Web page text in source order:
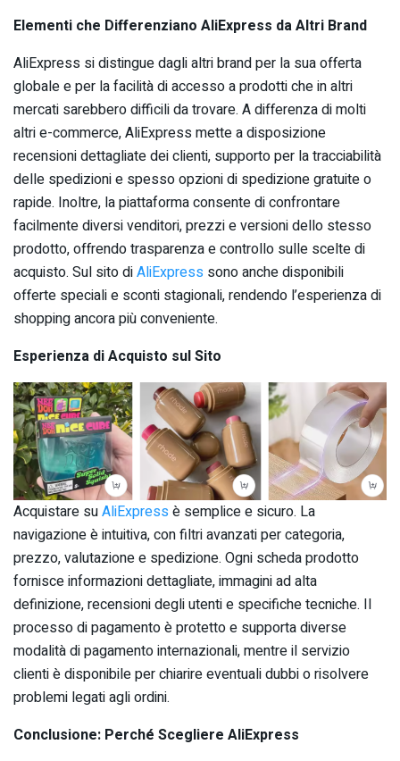
Elementi che Differenziano AliExpress da Altri Brand
AliExpress si distingue dagli altri brand per la sua offerta
globale e per la facilità di accesso a prodotti che in altri
mercati sarebbero difficili da trovare. A differenza di molti
altri e-commerce, AliExpress mette a disposizione
recensioni dettagliate dei clienti, supporto per la tracciabilità
delle spedizioni e spesso opzioni di spedizione gratuite o
rapide. Inoltre, la piattaforma consente di confrontare
facilmente diversi venditori, prezzi e versioni dello stesso
prodotto, offrendo trasparenza e controllo sulle scelte di
acquisto. Sul sito diAliExpress sono anche disponibili
offerte speciali e sconti stagionali, rendendo l’esperienza di
shopping ancora più conveniente.
Esperienza di Acquisto sul Sito
Acquistare suAliExpress è semplice e sicuro. La
navigazione è intuitiva, con filtri avanzati per categoria,
prezzo, valutazione e spedizione. Ogni scheda prodotto
fornisce informazioni dettagliate, immagini ad alta
definizione, recensioni degli utenti e specifiche tecniche. Il
processo di pagamento è protetto e supporta diverse
modalità di pagamento internazionali, mentre il servizio
clienti è disponibile per chiarire eventuali dubbi o risolvere
problemi legati agli ordini.
Conclusione: Perché Scegliere AliExpress